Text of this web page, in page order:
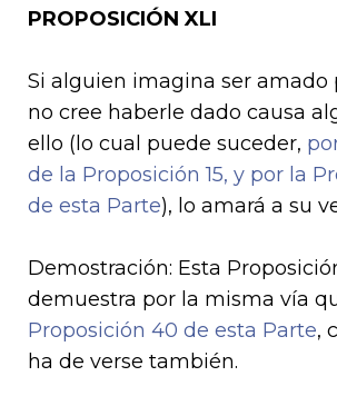
PROPOSICIÓN XLI
Si alguien imagina ser amado
no cree haberle dado causa
ello (lo cual puede suceder,
de la Proposición 15, y por la
de esta Parte), lo amará a su
Demostración: Esta
demuestra por la misma vía
Proposición 40 de esta Parte,
ha de verse también.